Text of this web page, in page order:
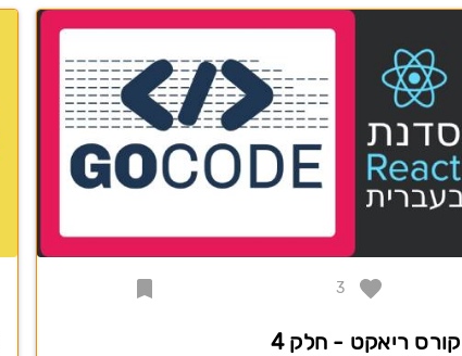
3
קורס ריאקט - חלק 4